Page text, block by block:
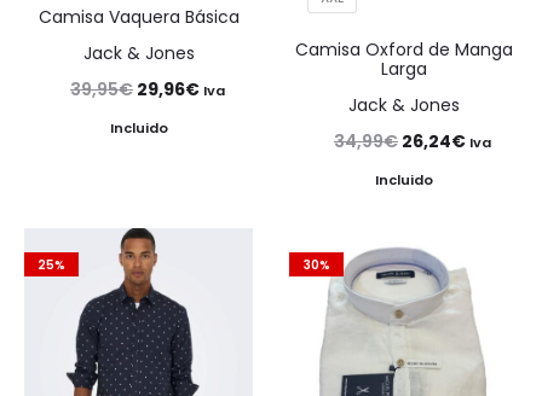
Camisa Vaquera Básica
Jack & Jones
39,95€ El
precio
39,95€.
29,96€ElIva
Incluido
Camisa Oxford de Manga
Larga
Jack & Jones
34,99€ El
precio
era:
34,99€.
26,24€El
26,24€.
Iva
Incluido
25% 30%